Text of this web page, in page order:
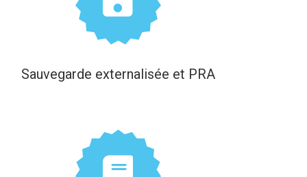
Sauvegarde externalisée et PRA